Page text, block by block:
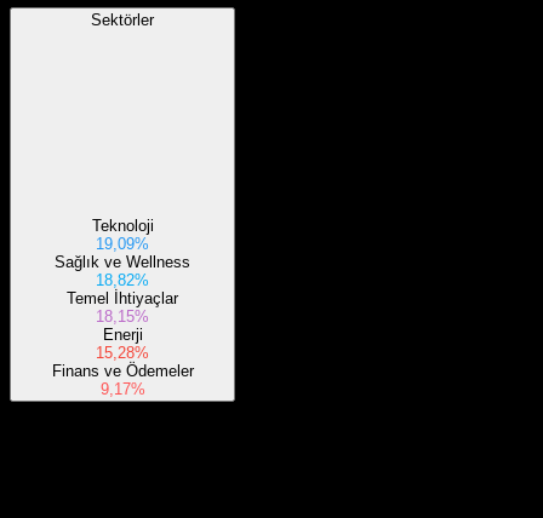
Sektörler
Teknoloji
19,09%
Sağlık ve Wellness
18,82%
Temel İhtiyaçlar
18,15%
Enerji
15,28%
Finans ve Ödemeler
9,17%